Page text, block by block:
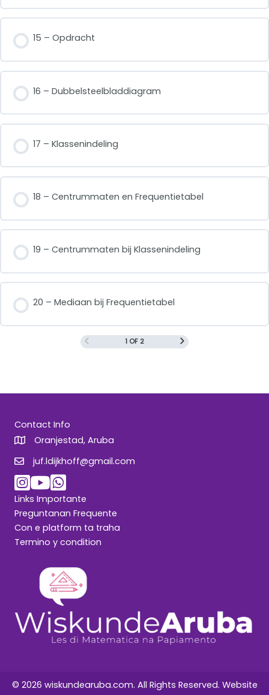
15 – Opdracht
16 – Dubbelsteelbladdiagram
17 – Klassenindeling
18 – Centrummaten en Frequentietabel
19 – Centrummaten bij Klassenindeling
20 – Mediaan bij Frequentietabel
1 OF 2
Contact Info
Oranjestad, Aruba
juf.ldijkhoff@gmail.com
juf.ldijkhoff@gmail.com
Links Importante
Preguntanan Frequente
Con e platform ta traha
Termino y condition
© 2026 wiskundearuba.com. All Rights Reserved. Website